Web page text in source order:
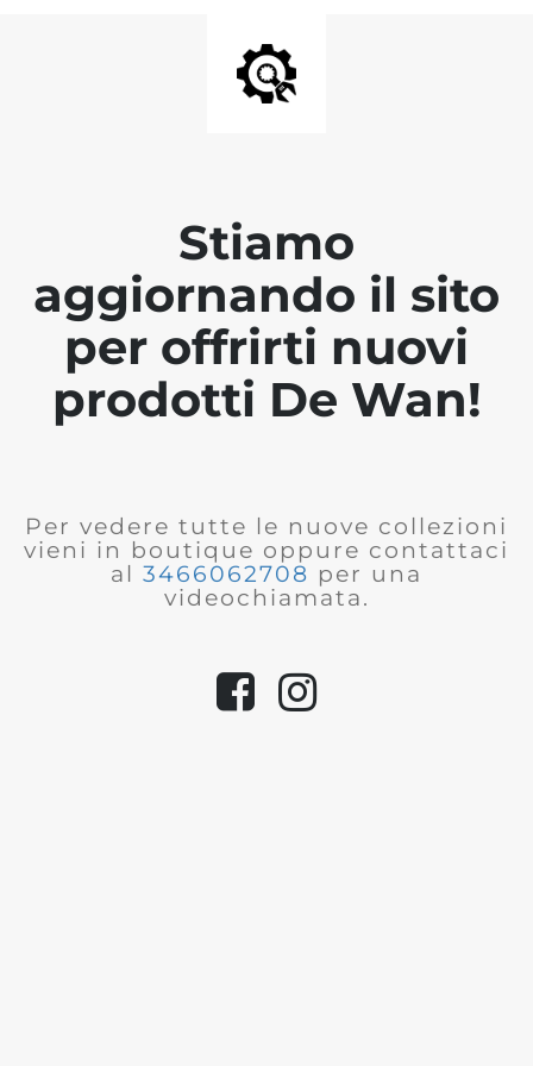
Stiamo
aggiornando il sito
per offrirti nuovi
prodotti De Wan!
Per vedere tutte le nuove collezioni
vieni in boutique oppure contattaci
al 3466062708 per una
videochiamata.